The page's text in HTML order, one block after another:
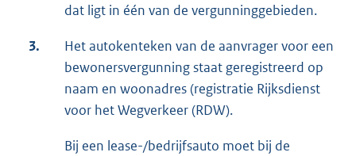
dat ligt in één van de vergunninggebieden.
3.
Het autokenteken van de aanvrager voor een
bewonersvergunning staat geregistreerd op
naam en woonadres (registratie Rijksdienst
voor het Wegverkeer (RDW).
Bij een lease-/bedrijfsauto moet bij de